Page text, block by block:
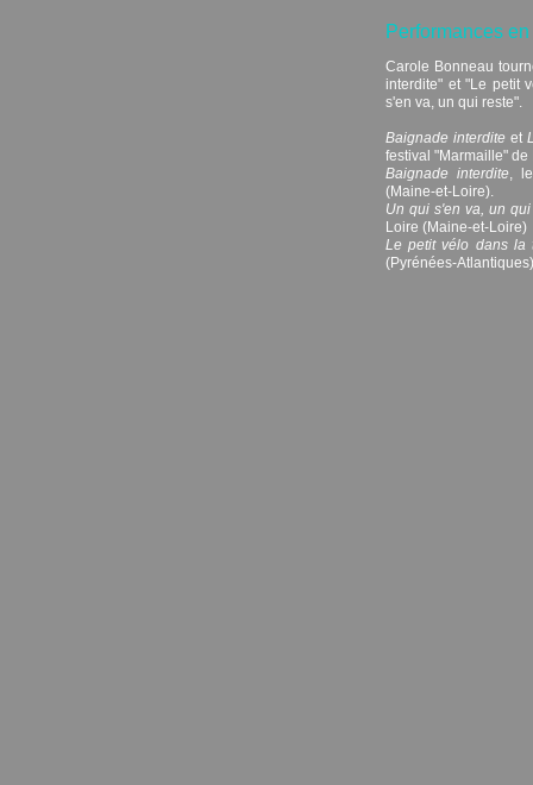
Performances
Carole Bonneau
interdite" et "Le petit
s'en va, un qui reste".
Baignade interditeet
festival "Marmaille"
Baignade interdite ,
(Maine-et-Loire).
Un qui s'en va, un
Loire (Maine-et-Loire)
Le petit vélo dans la
(Pyrénées-